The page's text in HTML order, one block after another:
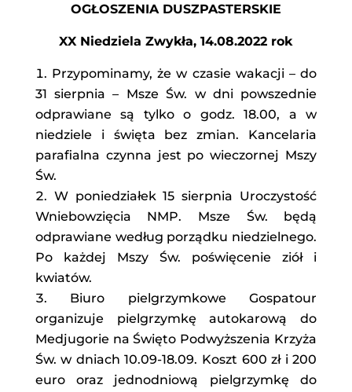
OGŁOSZENIA DUSZPASTERSKIE
XX Niedziela Zwykła, 14.08.2022 rok
Przypominamy, że w czasie wakacji – do
31 sierpnia – Msze Św. w dni powszednie
odprawiane są tylko o godz. 18.00, a w
niedziele i święta bez zmian. Kancelaria
parafialna czynna jest po wieczornej Mszy
Św.
W poniedziałek 15 sierpnia Uroczystość
Wniebowzięcia NMP. Msze Św. będą
odprawiane według porządku niedzielnego.
Po każdej Mszy Św. poświęcenie ziół i
kwiatów.
Biuro pielgrzymkowe Gospatour
organizuje pielgrzymkę autokarową do
Medjugorie na Święto Podwyższenia Krzyża
Św. w dniach 10.09-18.09. Koszt 600 zł i 200
euro oraz jednodniową pielgrzymkę do